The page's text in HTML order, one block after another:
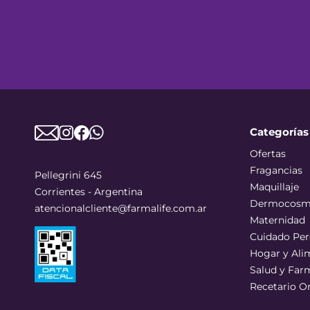
Pellegrini 645
Corrientes - Argentina
atencionalcliente@farmalife.com.ar
Categorías
Ofertas
Fragancias
Maquillaje
Maternidad
Cuidado
Hogar y
Salud y
Recetario